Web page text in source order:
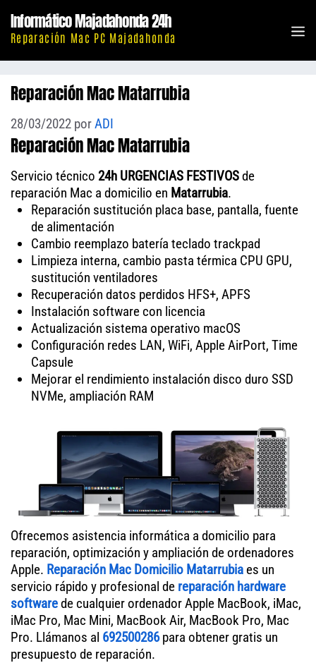
contenido
Informático Majadahonda 24h
Reparación Mac PC Majadahonda
Reparación Mac Matarrubia
28/03/2022 porADI
Reparación Mac Matarrubia
Servicio técnico 24h URGENCIAS FESTIVOSde
reparación Mac a domicilio en Matarrubia.
Reparación sustitución placa base, pantalla, fuente
de alimentación
Cambio reemplazo batería teclado trackpad
Limpieza interna, cambio pasta térmica CPU GPU,
sustitución ventiladores
Recuperación datos perdidos HFS+, APFS
Instalación software con licencia
Actualización sistema operativo macOS
Configuración redes LAN, WiFi, Apple AirPort, Time
Capsule
Mejorar el rendimiento instalación disco duro SSD
NVMe, ampliación RAM
Ofrecemos asistencia informática a domicilio para
reparación, optimización y ampliación de ordenadores
Apple. Reparación Mac Domicilio Matarrubia es un
servicio rápido y profesional de reparación hardware
softwarede cualquier ordenador Apple MacBook, iMac,
iMac Pro, Mac Mini, MacBook Air, MacBook Pro, Mac
Pro. Llámanos al 692500286para obtener gratis un
presupuesto de reparación.